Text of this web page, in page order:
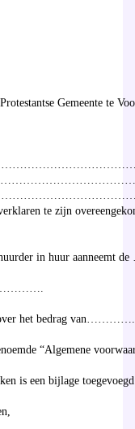
Gemeente te
te zijn
in huur aanneemt
…………….
over het bedrag van………….
“Algemene
is een bijlage